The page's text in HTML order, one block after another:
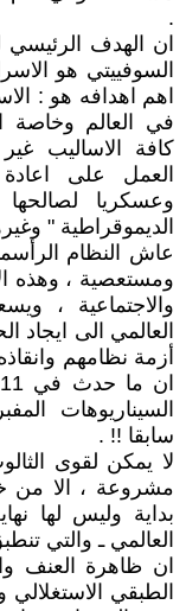
.
ان الهدف الرئيسي
السوفييتي هو
اهم اهدافه هو :
في العالم وخاصة
كافة الاساليب
العمل على اعادة
وعسكريا
الديموقراطية "
عاش النظام
ومستعصية ، وهذه
والاجتماعية ،
العالمي الى
أزمة نظامهم
السيناريوهات
سابقا !! .
لا يمكن لقوى
مشروعة ، الا من
بداية وليس لها
العالمي ـ والتي
ان ظاهرة العنف
الطبقي